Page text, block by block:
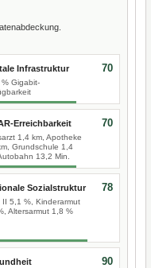
Infrastruktur
Gigabit-
70
Erreichbarkeit
1,4 km, Apotheke
Grundschule 1,4
13,2 Min.
70
Sozialstruktur
II 5,1 %, Kinderarmut
Altersarmut 1,8 %
78
90